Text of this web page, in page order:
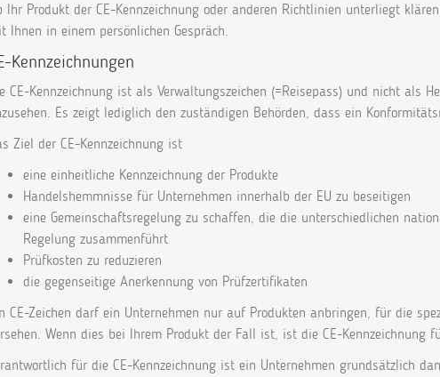
Ihr Produkt der CE-Kennzeichnung oder anderen Richtlinien unterliegt
Ihnen in einem persönlichen Gespräch.
Kennzeichnungen
CE-Kennzeichnung ist als Verwaltungszeichen (=Reisepass) und nicht als
Es zeigt lediglich den zuständigen Behörden, dass ein
Ziel der CE-Kennzeichnung ist
eine einheitliche Kennzeichnung der Produkte
Handelshemmnisse für Unternehmen innerhalb der EU zu beseitigen
eine Gemeinschaftsregelung zu schaffen, die die unterschiedlichen
Regelung zusammenführt
Prüfkosten zu reduzieren
die gegenseitige Anerkennung von Prüfzertifikaten
CE-Zeichen darf ein Unternehmen nur auf Produkten anbringen, für die
Wenn dies bei Ihrem Produkt der Fall ist, ist die CE-Kennzeichnung
für die CE-Kennzeichnung ist ein Unternehmen grundsätzlich